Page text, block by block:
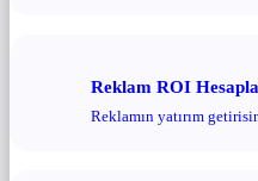
Reklam ROI
Reklamın yatırım